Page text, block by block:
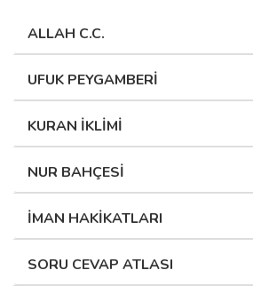
ALLAH C.C.
UFUK PEYGAMBERİ
KURAN İKLİMİ
NUR BAHÇESİ
İMAN HAKİKATLARI
SORU CEVAP ATLASI